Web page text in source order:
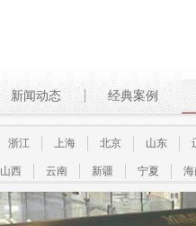
新闻动态 经典案例
浙江 上海 北京 山东
山西 云南 新疆 宁夏